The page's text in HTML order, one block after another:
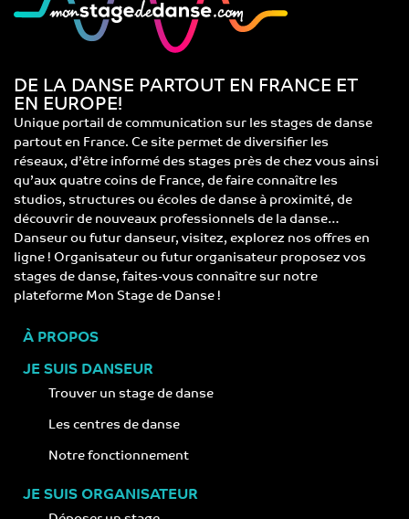
DE LA DANSE PARTOUT EN FRANCE ET
EN EUROPE!
Unique portail de communication sur les stages de danse
partout en France. Ce site permet de diversifier les
réseaux, d’être informé des stages près de chez vous ainsi
qu’aux quatre coins de France, de faire connaître les
studios, structures ou écoles de danse à proximité, de
découvrir de nouveaux professionnels de la danse…
Danseur ou futur danseur, visitez, explorez nos offres en
ligne ! Organisateur ou futur organisateur proposez vos
stages de danse, faites-vous connaître sur notre
plateforme Mon Stage de Danse !
À PROPOS
JE SUIS DANSEUR
Trouver un stage de danse
Les centres de danse
Notre fonctionnement
JE SUIS ORGANISATEUR